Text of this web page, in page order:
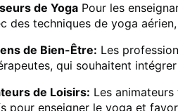
de Yoga Pour les
des techniques de yoga
de Bien-Être: Les
qui souhaitent
de Loisirs: Les
pour enseigner le yoga et